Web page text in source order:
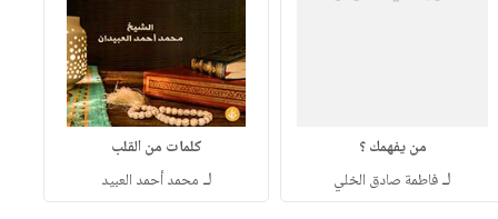
من يفهمك ؟
لـفاطمة صادق الخلي
كلمات من القلب
لـ محمد أحمد العبيد